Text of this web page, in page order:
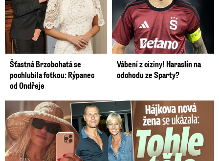
Šťastná Brzobohatá se
pochlubila fotkou: Rýpanec
od Ondřeje
Vábení z ciziny! Haraslín na
odchodu ze Sparty?
Tohle tělo nahradilo Belo: Nová partnerka se ukázala...